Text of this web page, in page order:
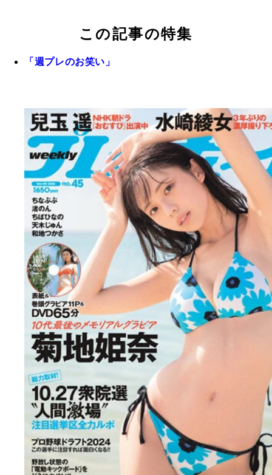
この記事の特集
「週プレのお笑い」